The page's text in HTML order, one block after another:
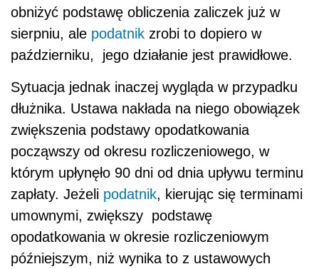
obniżyć podstawę obliczenia zaliczek już w
sierpniu, ale podatnik zrobi to dopiero w
październiku, jego działanie jest prawidłowe.
Sytuacja jednak inaczej wygląda w przypadku
dłużnika. Ustawa nakłada na niego obowiązek
zwiększenia podstawy opodatkowania
począwszy od okresu rozliczeniowego, w
którym upłynęło 90 dni od dnia upływu terminu
zapłaty. Jeżeli podatnik, kierując się terminami
umownymi, zwiększy podstawę
opodatkowania w okresie rozliczeniowym
późniejszym, niż wynika to z ustawowych